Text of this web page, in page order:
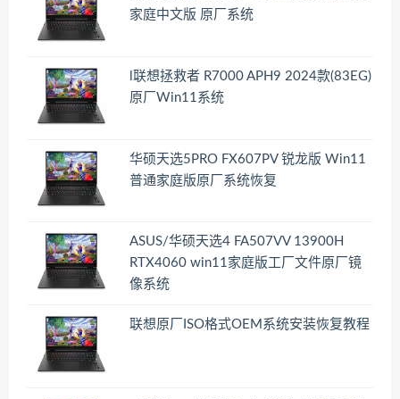
家庭中文版 原厂系统
l联想拯救者 R7000 APH9 2024款(83EG)
原厂Win11系统
华硕天选5PRO FX607PV 锐龙版 Win11
普通家庭版原厂系统恢复
ASUS/华硕天选4 FA507VV 13900H
RTX4060 win11家庭版工厂文件原厂镜
像系统
联想原厂ISO格式OEM系统安装恢复教程